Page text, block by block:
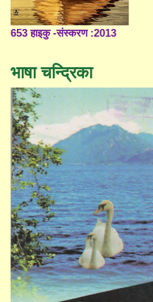
653 हाइकु -संस्करण :2013
भाषा चन्द्रिका